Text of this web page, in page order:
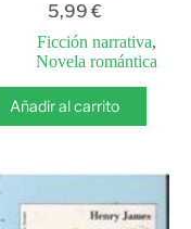
5,99 €
Ficción narrativa,
Novela romántica
Añadir al carrito